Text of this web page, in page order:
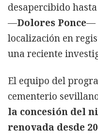
desapercibido
—Dolores Ponce—
localización en
una reciente
El equipo del
cementerio
la concesión del
renovada desde